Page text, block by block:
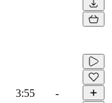
3:55 -